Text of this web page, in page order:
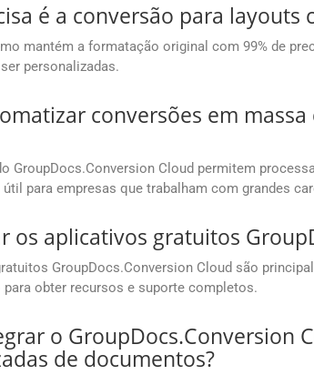
é a conversão para
mantém a formatação original com 99% de
personalizadas.
conversões em
GroupDocs.Conversion Cloud permitem
para empresas que trabalham com grandes
os aplicativos gratuitos
GroupDocs.Conversion Cloud são
para obter recursos e suporte completos.
o GroupDocs.Conversion
de documentos?